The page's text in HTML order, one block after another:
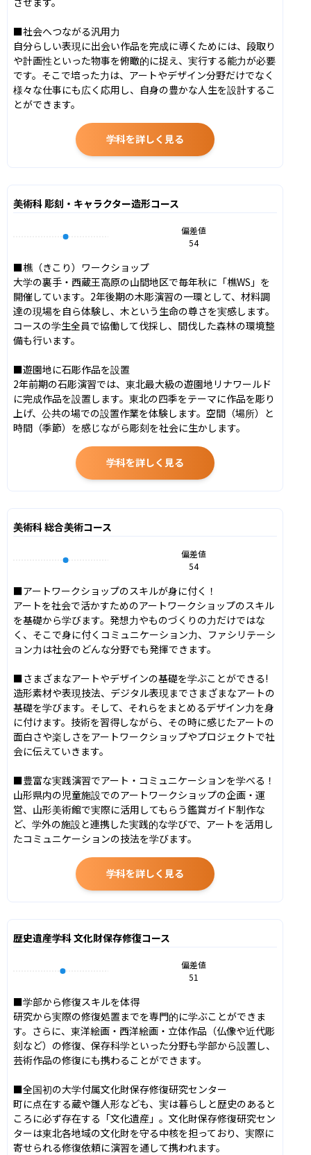
■社会へつながる汎用力
自分らしい表現に出会い作品を完成に導くためには、段取り
や計画性といった物事を俯瞰的に捉え、実行する能力が必要
です。そこで培った力は、アートやデザイン分野だけでなく
様々な仕事にも広く応用し、自身の豊かな人生を設計するこ
とができます。
学科を詳しく見る
美術科 彫刻・キャラクター造形コース
偏差値
54
■樵（きこり）ワークショップ
大学の裏手・西蔵王高原の山間地区で毎年秋に「樵WS」を
開催しています。2年後期の木彫演習の一環として、材料調
達の現場を自ら体験し、木という生命の尊さを実感します。
コースの学生全員で協働して伐採し、間伐した森林の環境整
備も行います。
■遊園地に石彫作品を設置
2年前期の石彫演習では、東北最大級の遊園地リナワールド
に完成作品を設置します。東北の四季をテーマに作品を彫り
上げ、公共の場での設置作業を体験します。空間（場所）と
時間（季節）を感じながら彫刻を社会に生かします。
学科を詳しく見る
美術科 総合美術コース
偏差値
54
■アートワークショップのスキルが身に付く！
アートを社会で活かすためのアートワークショップのスキル
を基礎から学びます。発想力やものづくりの力だけではな
く、そこで身に付くコミュニケーション力、ファシリテーシ
ョン力は社会のどんな分野でも発揮できます。
■さまざまなアートやデザインの基礎を学ぶことができる!
造形素材や表現技法、デジタル表現までさまざまなアートの
基礎を学びます。そして、それらをまとめるデザイン力を身
に付けます。技術を習得しながら、その時に感じたアートの
面白さや楽しさをアートワークショップやプロジェクトで社
会に伝えていきます。
■豊富な実践演習でアート・コミュニケーションを学べる！
山形県内の児童施設でのアートワークショップの企画・運
営、山形美術館で実際に活用してもらう鑑賞ガイド制作な
ど、学外の施設と連携した実践的な学びで、アートを活用し
たコミュニケーションの技法を学びます。
学科を詳しく見る
歴史遺産学科 文化財保存修復コース
偏差値
51
■学部から修復スキルを体得
研究から実際の修復処置までを専門的に学ぶことができま
す。さらに、東洋絵画・西洋絵画・立体作品（仏像や近代彫
刻など）の修復、保存科学といった分野も学部から設置し、
芸術作品の修復にも携わることができます。
■全国初の大学付属文化財保存修復研究センター
町に点在する蔵や雛人形なども、実は暮らしと歴史のあると
ころに必ず存在する「文化遺産」。文化財保存修復研究セン
ターは東北各地域の文化財を守る中核を担っており、実際に
寄せられる修復依頼に演習を通して携われます。